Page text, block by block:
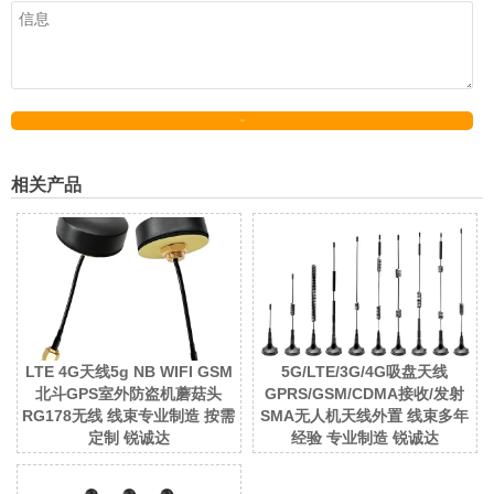
相关产品
LTE 4G天线5g NB WIFI GSM
北斗GPS室外防盗机蘑菇头
RG178无线 线束专业制造 按需
定制 锐诚达
5G/LTE/3G/4G吸盘天线
GPRS/GSM/CDMA接收/发射
SMA无人机天线外置 线束多年
经验 专业制造 锐诚达